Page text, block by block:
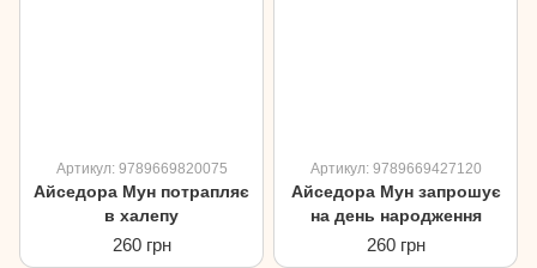
Артикул: 9789669820075
Айседора Мун потрапляє
в халепу
260 грн
Артикул: 9789669427120
Айседора Мун запрошує
на день народження
260 грн